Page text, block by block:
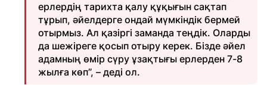
ерлердің тарихта қалу құқығын сақтап
тұрып, әйелдерге ондай мүмкіндік бермей
отырмыз. Ал қазіргі заманда теңдік. Оларды
да шежіреге қосып отыру керек. Бізде әйел
адамның өмір сүру ұзақтығы ерлерден 7-8
жылға көп”, – деді ол.